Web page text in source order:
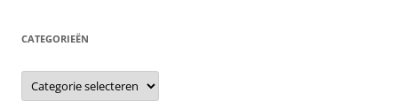
CATEGORIEËN
C
t